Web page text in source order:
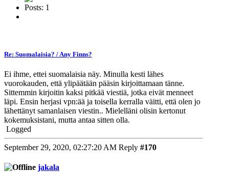
Posts: 1
Re: Suomalaisia? / Any Finns?
Ei ihme, ettei suomalaisia näy. Minulla kesti lähes
vuorokauden, että ylipäätään pääsin kirjoittamaan tänne.
Sittemmin kirjoitin kaksi pitkää viestiä, jotka eivät menneet
läpi. Ensin herjasi vpn:ää ja toisella kerralla väitti, että olen jo
lähettänyt samanlaisen viestin.. Mielelläni olisin kertonut
kokemuksistani, mutta antaa sitten olla.
Logged
September 29, 2020, 02:27:20 AM Reply #170
jakala